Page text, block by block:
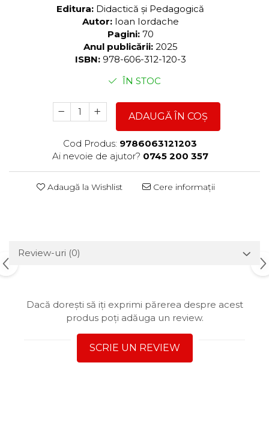
Editura: Didactică și Pedagogică
Autor: Ioan Iordache
Pagini: 70
Anul publicării: 2025
ISBN: 978-606-312-120-3
ÎN STOC
ADAUGĂ ÎN COȘ
Cod Produs: 9786063121203
Ai nevoie de ajutor? 0745 200 357
Adaugă la Wishlist Cere informații
Review-uri (0)
Dacă dorești să iți exprimi părerea despre acest
produs poți adăuga un review.
SCRIE UN REVIEW